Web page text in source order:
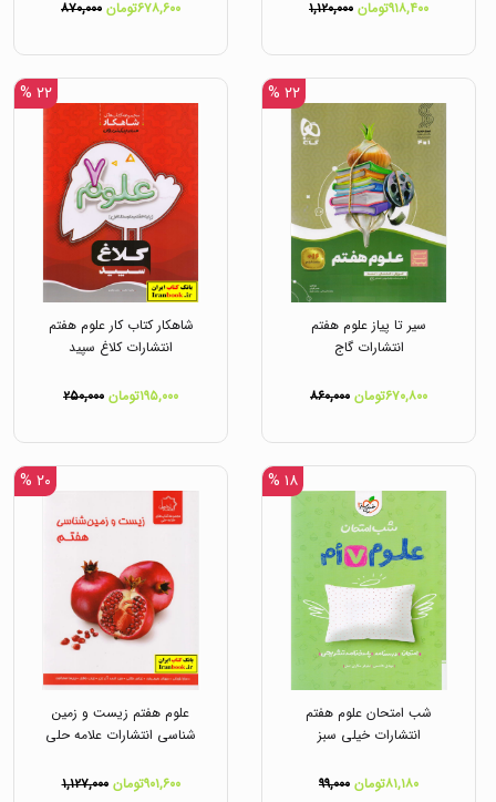
۹۱۸,۴۰۰تومان ۱,۱۲۰,۰۰۰ ۶۷۸,۶۰۰تومان ۸۷۰,۰۰۰
۲۲ %
سیر تا پیاز علوم هفتم
انتشارات گاج
۶۷۰,۸۰۰تومان ۸۶۰,۰۰۰
۲۲ %
شاهکار کتاب کار علوم هفتم
انتشارات کلاغ سپید
۱۹۵,۰۰۰تومان ۲۵۰,۰۰۰
۱۸ %
شب امتحان علوم هفتم
انتشارات خیلی سبز
۸۱,۱۸۰تومان ۹۹,۰۰۰
۲۰ %
علوم هفتم زیست و زمین
شناسی انتشارات علامه حلی
۹۰۱,۶۰۰تومان ۱,۱۲۷,۰۰۰